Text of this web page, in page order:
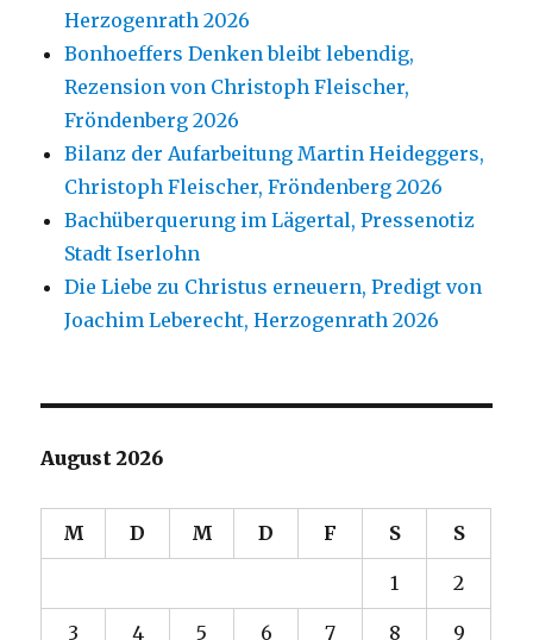
Herzogenrath 2026
Bonhoeffers Denken bleibt lebendig,
Rezension von Christoph Fleischer,
Fröndenberg 2026
Bilanz der Aufarbeitung Martin Heideggers,
Christoph Fleischer, Fröndenberg 2026
Bachüberquerung im Lägertal, Pressenotiz
Stadt Iserlohn
Die Liebe zu Christus erneuern, Predigt von
Joachim Leberecht, Herzogenrath 2026
August 2026
M D M D F S S
1 2
3 4 5 6 7 8 9